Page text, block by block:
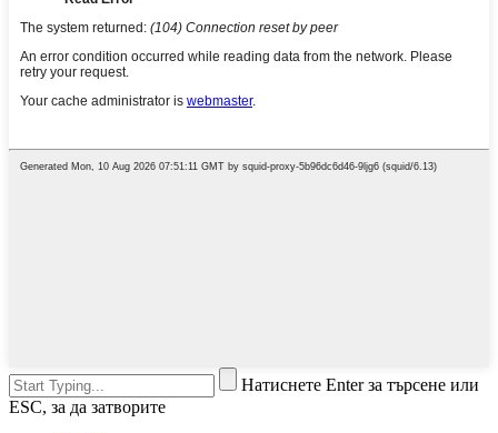
Натиснете Enter за търсене или
ESC, за да затворите